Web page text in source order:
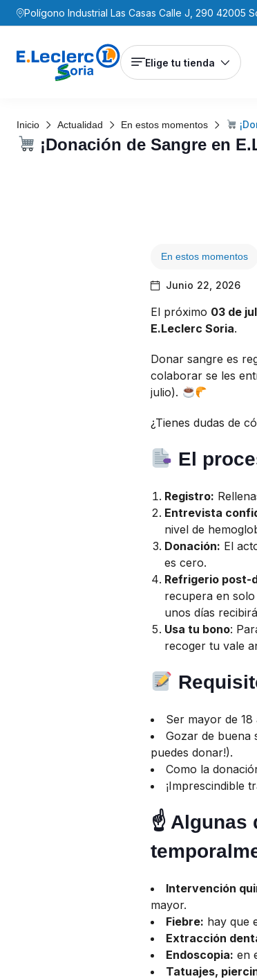
Polígono Industrial Las Casas Calle J, 290 42005
Elige tu tienda
Inicio Actualidad En estos momentos
¡Donación de Sangre en
En estos momentos
Junio 22, 2026
El próximo 03 de
E.Leclerc Soria.
Donar sangre es
colaborar se les
julio).
¿Tienes dudas de
El
Registro:
Entrevista
nivel de
Donación: El
es cero.
Refrigerio post-
recupera en solo
unos días
Usa tu bono:
recoger tu vale
Ser mayor de
Gozar de buena
puedes donar!).
Como la
¡Imprescindible
☝️ Algunas
Intervención
mayor.
Fiebre: hay que
Extracción
Endoscopia: en
Tatuajes,